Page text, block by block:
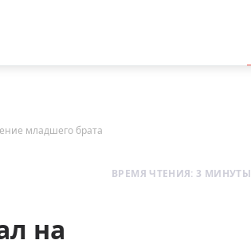
младшего брата
ВРЕМЯ ЧТЕНИЯ: 3 МИНУТЫ
на